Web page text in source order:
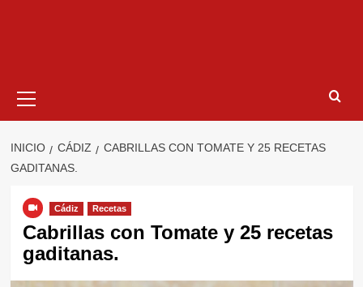
primario
INICIO CÁDIZ
CABRILLAS CON TOMATE Y 25 RECETAS
GADITANAS.
Cádiz Recetas
Cabrillas con Tomate y 25 recetas
gaditanas.